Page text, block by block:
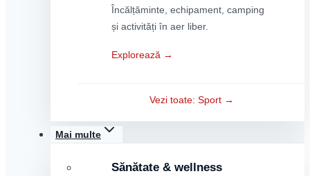
Încălțăminte, echipament, camping
și activități în aer liber.
Explorează →
Vezi toate: Sport →
Mai multe
Sănătate & wellness